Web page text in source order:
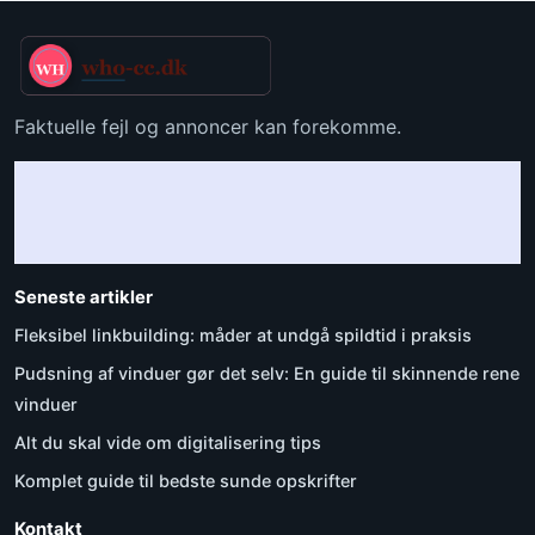
Faktuelle fejl og annoncer kan forekomme.
Seneste artikler
Fleksibel linkbuilding: måder at undgå spildtid i praksis
Pudsning af vinduer gør det selv: En guide til skinnende rene
vinduer
Alt du skal vide om digitalisering tips
Komplet guide til bedste sunde opskrifter
Kontakt